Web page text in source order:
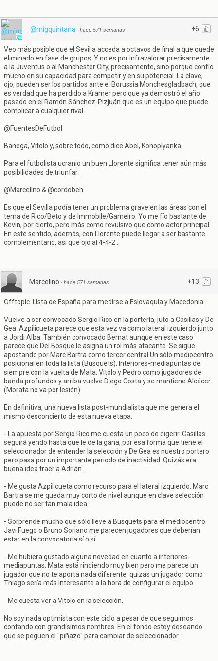
+6
@migquintana · hace 571 semanas
Veo más posible que el Sevilla acceda a octavos de final a que quede
eliminado en fase de grupos. Y no es por infravalorar precisamente
a la Juventus o al Manchester City, precisamente, sino porque confío
mucho en su capacidad para competir y en su potencial. La clave,
ojo, pueden ser los partidos ante el Borussia Monchesgladbach, que
es verdad que ha perdido a Kramer pero que ya demostró el año
pasado en el Ramón Sánchez-Pizjuán que es un equipo que puede
complicar a cualquier rival.
@FuentesDeFutbol
Banega, Vitolo y, sobre todo, como dice Abel, Konoplyanka.
Para el futbolista ucranio un buen Llorente significa tener aún más
posibilidades de triunfar.
@Marcelino & @cordobeh
Es que el Sevilla podía tener un problema grave en las áreas con el
tema de Rico/Beto y de Immobile/Gameiro. Yo me fío bastante de
Kevin, por cierto, pero más como revulsivo que como actor principal.
En este sentido, además, con Llorente puede llegar a ser bastante
complementario, así que ojo al 4-4-2...
+13
Marcelino · hace 571 semanas
Offtopic. Lista de España para medirse a Eslovaquia y Macedonia
Vuelve a ser convocado Sergio Rico en la portería, juto a Casillas y De
Gea. Azpilicueta parece que esta vez va como lateral izquierdo junto
a Jordi Alba. También convocado Bernat aunque en este caso
parece que Del Bosque le asigna un rol más atacante. Se sigue
apostando por Marc Bartra como tercer central.Un sólo mediocentro
posicional en toda la lista (Busquets). Interiores-mediapuntas de
siempre con la vuelta de Mata. Vitolo y Pedro como jugadores de
banda profundos y arriba vuelve Diego Costa y se mantiene Alcácer
(Morata no va por lesión).
En definitiva, una nueva lista post-mundialista que me genera el
mismo desconcierto de esta nueva etapa.
- La apuesta por Sergio Rico me cuesta un poco de digerir. Casillas
seguirá yendo hasta que le de la gana, por esa forma que tiene el
seleccionador de entender la selección y De Gea es nuestro portero
pero pasa por un importante periodo de inactividad. Quizás era
buena idea traer a Adrián.
- Me gusta Azpilicueta como recurso para el lateral izquierdo. Marc
Bartra se me queda muy corto de nivel aunque en clave selección
puede no ser tan mala idea.
- Sorprende mucho que sólo lleve a Busquets para el mediocentro.
Javi Fuego o Bruno Soriano me parecen jugadores que deberían
estar en la convocatoria sí o sí.
- Me hubiera gustado alguna novedad en cuanto a interiores-
mediapuntas. Mata está rindiendo muy bien pero me parece un
jugador que no te aporta nada diferente, quizás un jugador como
Thiago sería más interesante a la hora de configurar el equipo.
- Me cuesta ver a Vitolo en la selección.
No soy nada optimista con este ciclo a pesar de que seguimos
contando con grandísimos nombres. En el fondo estoy deseando
que se peguen el "piñazo" para cambiar de seleccionador.